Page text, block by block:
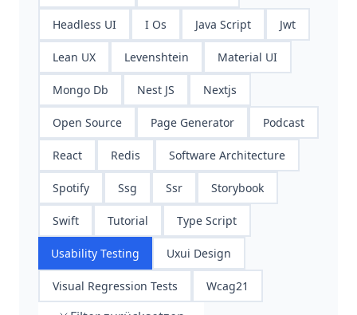
Headless UI I Os Java Script Jwt
Lean UX Levenshtein Material UI
Mongo Db Nest JS Nextjs
Open Source Page Generator Podcast
React Redis Software Architecture
Spotify Ssg Ssr Storybook
Swift Tutorial Type Script
Usability Testing Uxui Design
Visual Regression Tests Wcag21